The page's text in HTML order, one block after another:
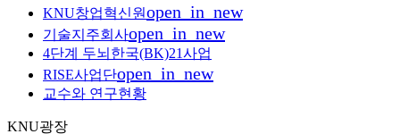
KNU창업혁신원open_in_new
기술지주회사open_in_new
4단계 두뇌한국(BK)21사업
RISE사업단open_in_new
교수와 연구현황
KNU광장